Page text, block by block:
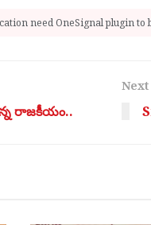
need OneSignal plugin to
రాజకీయం..
Next